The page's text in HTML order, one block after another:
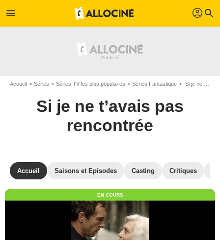
menu profil search
Accueil Séries Séries TV les plus populaires Séries Fantastique Si je ne t’avais pas rencontrée
Si je ne t’avais pas
rencontrée
Accueil Saisons et Episodes Casting Critiques
EN COURS